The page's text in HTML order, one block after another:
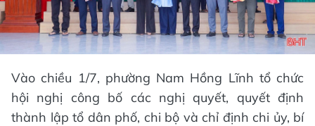
Vào chiều 1/7, phường Nam Hồng Lĩnh tổ chức
hội nghị công bố các nghị quyết, quyết định
thành lập tổ dân phố, chi bộ và chỉ định chi ủy, bí